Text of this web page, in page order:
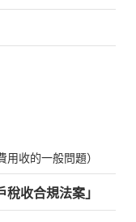
用收的一般問題）
稅收合規法案」